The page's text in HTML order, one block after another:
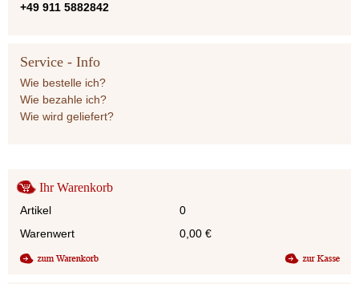
+49 911 5882842
Service - Info
Wie bestelle ich?
Wie bezahle ich?
Wie wird geliefert?
Ihr Warenkorb
Artikel
0
Warenwert
0,00 €